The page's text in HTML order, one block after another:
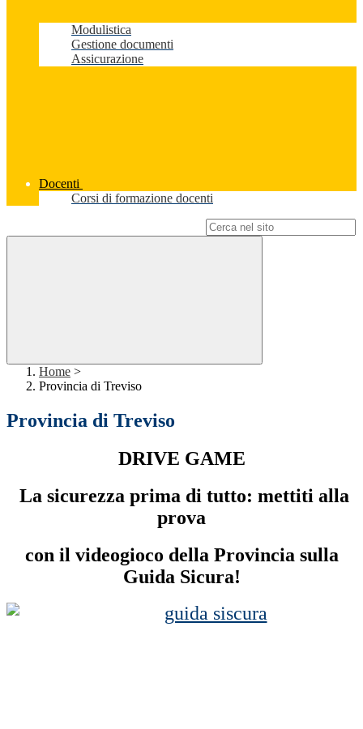
Modulistica
Gestione documenti
Assicurazione
Docenti
Corsi di formazione docenti
Home >
Provincia di Treviso
Provincia di Treviso
DRIVE GAME
La sicurezza prima di tutto: mettiti alla
prova
con il videogioco della Provincia sulla
Guida Sicura!